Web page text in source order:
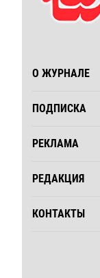
О ЖУРНАЛЕ
ПОДПИСКА
РЕКЛАМА
РЕДАКЦИЯ
КОНТАКТЫ